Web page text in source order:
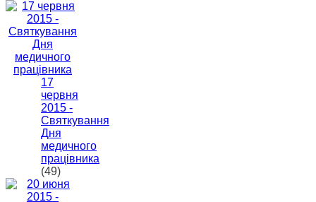
17
червня
2015 -
Святкування
Дня
медичного
працівника
(49)